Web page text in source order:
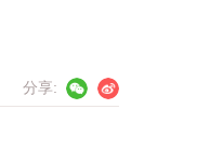
分享: